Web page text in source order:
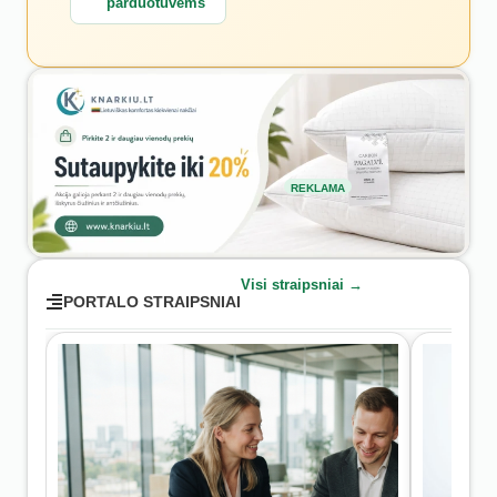
REKLAMA
PORTALO STRAIPSNIAI
Visi straipsniai →